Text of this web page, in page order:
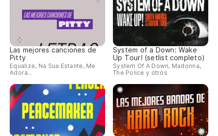
Las mejores canciones de
Pitty
Equalize, Na Sua Estante, Me
Adora...
System of a Down: Wake
Up Tour! (setlist completo)
System Of A Down, Madonna,
The Police y otros